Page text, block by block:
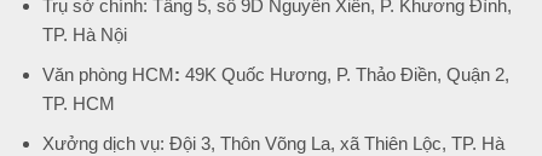
Trụ sở chính: Tầng 5, số 9D Nguyễn Xiển, P. Khương Đình,
TP. Hà Nội
Văn phòng HCM: 49K Quốc Hương, P. Thảo Điền, Quận 2,
TP. HCM
Xưởng dịch vụ: Đội 3, Thôn Võng La, xã Thiên Lộc, TP. Hà